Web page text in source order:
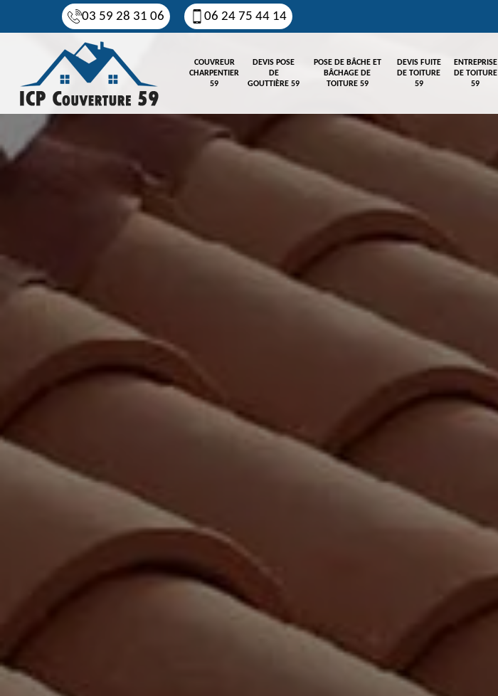
03 59 28 31 06 06 24 75 44 14
COUVREUR
CHARPENTIER
59
DEVIS POSE
DE
GOUTTIÈRE 59
POSE DE BÂCHE ET
BÂCHAGE DE
TOITURE 59
DEVIS FUITE
DE TOITURE
59
ENTREPRISE
DE TOITURE
59